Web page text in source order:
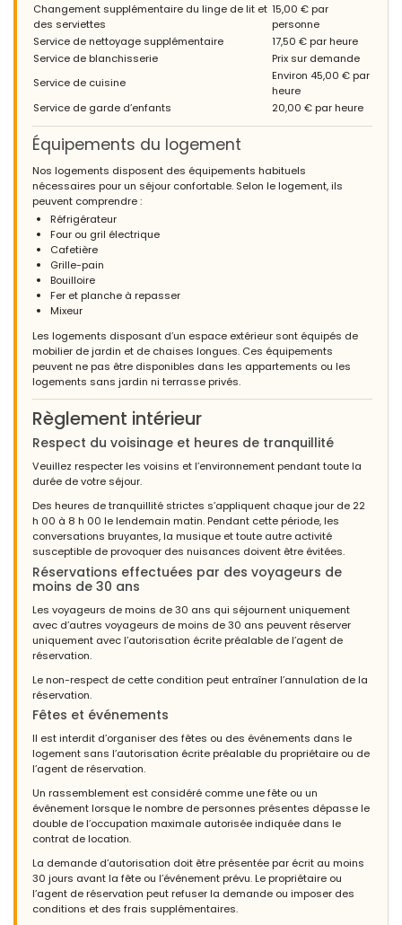
Changement supplémentaire du linge de lit et
des serviettes
15,00 € par
personne
Service de nettoyage supplémentaire
17,50 € par heure
Service de blanchisserie
Prix sur demande
Service de cuisine
Environ 45,00 € par
heure
Service de garde d’enfants
20,00 € par heure
Équipements du logement
Nos logements disposent des équipements habituels
nécessaires pour un séjour confortable. Selon le logement, ils
peuvent comprendre :
Réfrigérateur
Four ou gril électrique
Cafetière
Grille-pain
Bouilloire
Fer et planche à repasser
Mixeur
Les logements disposant d’un espace extérieur sont équipés de
mobilier de jardin et de chaises longues. Ces équipements
peuvent ne pas être disponibles dans les appartements ou les
logements sans jardin ni terrasse privés.
Règlement intérieur
Respect du voisinage et heures de tranquillité
Veuillez respecter les voisins et l’environnement pendant toute la
durée de votre séjour.
Des heures de tranquillité strictes s’appliquent chaque jour de 22
h 00 à 8 h 00 le lendemain matin. Pendant cette période, les
conversations bruyantes, la musique et toute autre activité
susceptible de provoquer des nuisances doivent être évitées.
Réservations effectuées par des voyageurs de
moins de 30 ans
Les voyageurs de moins de 30 ans qui séjournent uniquement
avec d’autres voyageurs de moins de 30 ans peuvent réserver
uniquement avec l’autorisation écrite préalable de l’agent de
réservation.
Le non-respect de cette condition peut entraîner l’annulation de la
réservation.
Fêtes et événements
Il est interdit d’organiser des fêtes ou des événements dans le
logement sans l’autorisation écrite préalable du propriétaire ou de
l’agent de réservation.
Un rassemblement est considéré comme une fête ou un
événement lorsque le nombre de personnes présentes dépasse le
double de l’occupation maximale autorisée indiquée dans le
contrat de location.
La demande d’autorisation doit être présentée par écrit au moins
30 jours avant la fête ou l’événement prévu. Le propriétaire ou
l’agent de réservation peut refuser la demande ou imposer des
conditions et des frais supplémentaires.